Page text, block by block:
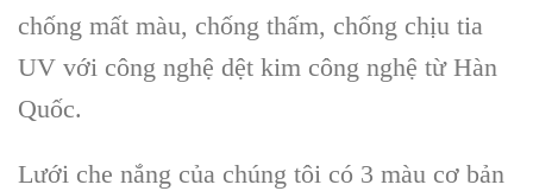
chống mất màu, chống thấm, chống chịu tia
UV với công nghệ dệt kim công nghệ từ Hàn
Quốc.
Lưới che nắng của chúng tôi có 3 màu cơ bản